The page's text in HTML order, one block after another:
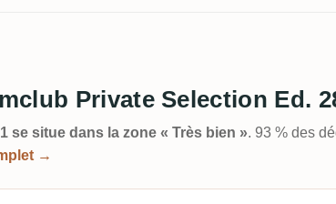
Private Selection Ed.
se situe dans la zone « Très bien ». 93 % des
→